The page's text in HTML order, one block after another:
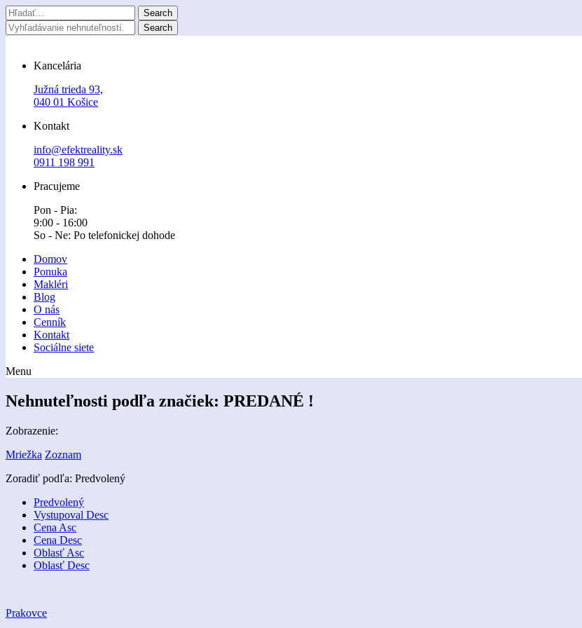
Kancelária
Južná trieda 93,
040 01 Košice
Kontakt
info@efektreality.sk
0911 198 991
Pracujeme
Pon - Pia:
9:00 - 16:00
So - Ne: Po telefonickej dohode
Domov
Ponuka
Makléri
Blog
O nás
Cenník
Kontakt
Sociálne siete
Menu
Nehnuteľnosti podľa značiek: PREDANÉ !
Zobrazenie:
Mriežka Zoznam
Zoradiť podľa: Predvolený
Predvolený
Vystupoval Desc
Cena Asc
Cena Desc
Oblasť Asc
Oblasť Desc
Prakovce